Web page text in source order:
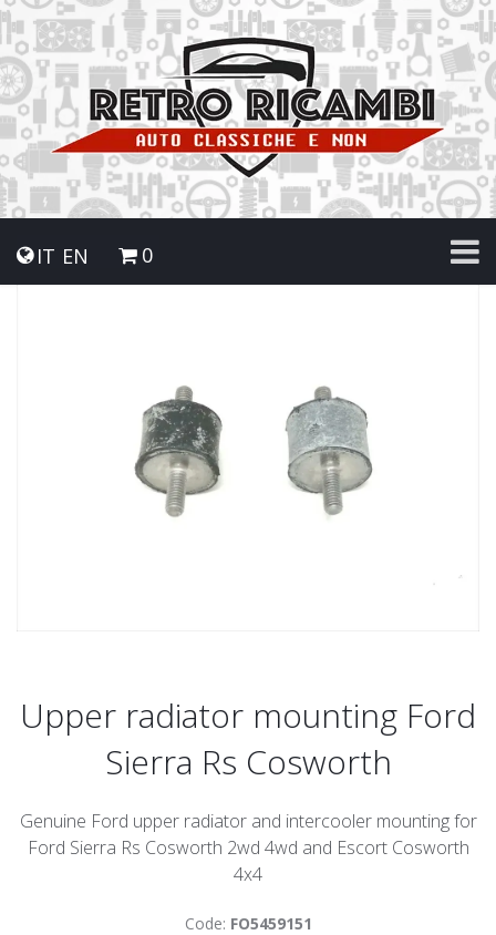
IT EN 0
Upper radiator mounting Ford
Sierra Rs Cosworth
Genuine Ford upper radiator and intercooler mounting for
Ford Sierra Rs Cosworth 2wd 4wd and Escort Cosworth
4x4
Code: FO5459151